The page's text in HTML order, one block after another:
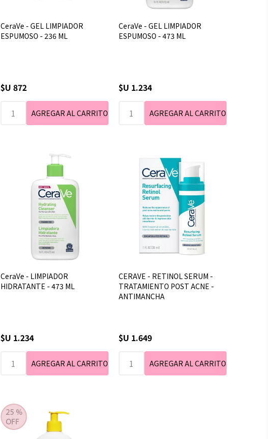
CeraVe - GEL LIMPIADOR
ESPUMOSO - 236 ML
$U 872
CeraVe - GEL LIMPIADOR
ESPUMOSO - 473 ML
$U 1.234
CeraVe - LIMPIADOR
HIDRATANTE - 473 ML
$U 1.234
CERAVE - RETINOL SERUM -
TRATAMIENTO POST ACNE -
ANTIMANCHA
$U 1.649